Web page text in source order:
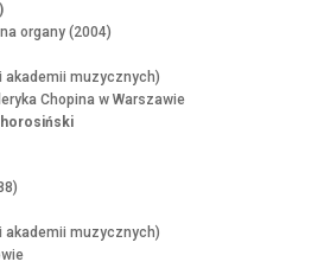
na organy (2004)
akademii muzycznych)
Chopina w Warszawie
akademii muzycznych)